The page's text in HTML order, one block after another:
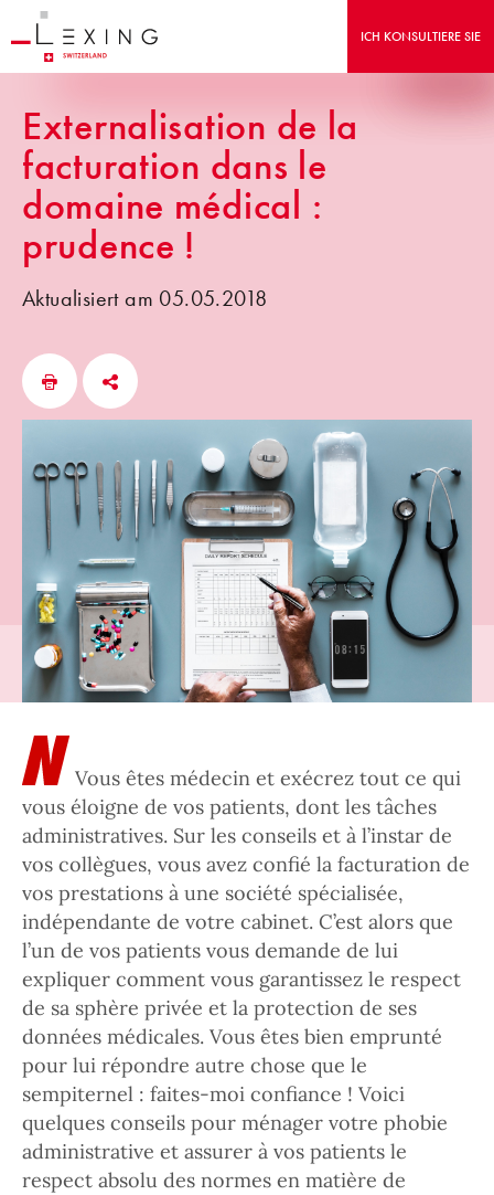
ICH KONSULTIERE SIE
Externalisation de la
facturation dans le
domaine médical :
prudence !
Aktualisiert am 05.05.2018
Vous êtes médecin et exécrez tout ce qui
vous éloigne de vos patients, dont les tâches
administratives. Sur les conseils et à l’instar de
vos collègues, vous avez confié la facturation de
vos prestations à une société spécialisée,
indépendante de votre cabinet. C’est alors que
l’un de vos patients vous demande de lui
expliquer comment vous garantissez le respect
de sa sphère privée et la protection de ses
données médicales. Vous êtes bien emprunté
pour lui répondre autre chose que le
sempiternel : faites-moi confiance ! Voici
quelques conseils pour ménager votre phobie
administrative et assurer à vos patients le
respect absolu des normes en matière de